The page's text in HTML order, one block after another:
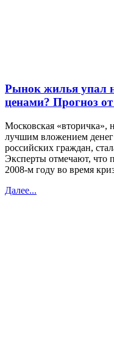
Рынок жилья упал
ценами? Прогноз
Московская «вторичка»,
лучшим вложением
российских граждан,
Эксперты отмечают, что
2008-м году во время
Далее...